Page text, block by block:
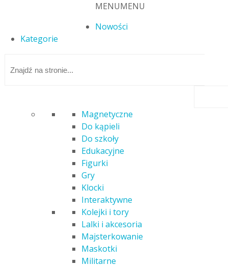
MENUMENU
Nowości
Kategorie
Magnetyczne
Do kąpieli
Do szkoły
Edukacyjne
Figurki
Gry
Klocki
Interaktywne
Kolejki i tory
Lalki i akcesoria
Majsterkowanie
Maskotki
Militarne
Samochody i pojazdy
ZESTAW DO ZABAWY GMW07
BARBIE FOODTRUCK ZESTAW DO
ZABAWY GMW07